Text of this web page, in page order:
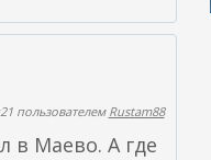
пользователем Rustam88
в Маево. А где